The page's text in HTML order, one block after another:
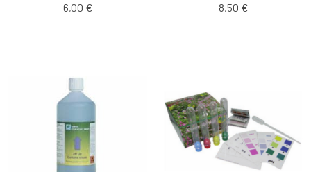
6,00 €
8,50 €